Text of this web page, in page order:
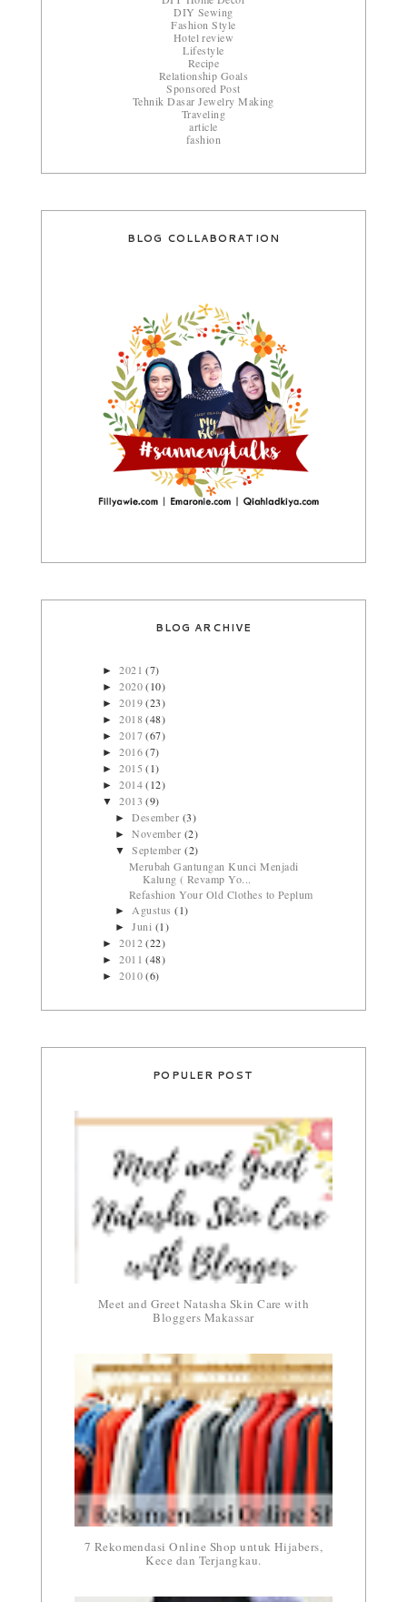
DIY Sewing
Fashion Style
Hotel review
Lifestyle
Recipe
Relationship Goals
Sponsored Post
Tehnik Dasar Jewelry Making
Traveling
article
fashion
BLOG COLLABORATION
BLOG ARCHIVE
►2021(7)
►2020(10)
►2019(23)
►2018(48)
►2017(67)
►2016(7)
►2015(1)
►2014(12)
▼2013(9)
►Desember (3)
►November (2)
▼September(2)
Merubah Gantungan Kunci Menjadi
Kalung ( Revamp Yo...
Refashion Your Old Clothes to Peplum
► Agustus(1)
►Juni (1)
►2012(22)
►2011(48)
►2010(6)
POPULER POST
Meet and Greet Natasha Skin Care with
Bloggers Makassar
7 Rekomendasi Online Shop untuk Hijabers,
Kece dan Terjangkau.